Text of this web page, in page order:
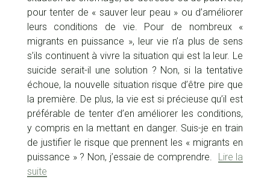
pour tenter de « sauver leur peau » ou d’améliorer
leurs conditions de vie. Pour de nombreux «
migrants en puissance », leur vie n’a plus de sens
s’ils continuent à vivre la situation qui est la leur. Le
suicide serait-il une solution ? Non, si la tentative
échoue, la nouvelle situation risque d’être pire que
la première. De plus, la vie est si précieuse qu’il est
préférable de tenter d’en améliorer les conditions,
y compris en la mettant en danger. Suis-je en train
de justifier le risque que prennent les « migrants en
puissance » ? Non, j’essaie de comprendre. Lire la
suite